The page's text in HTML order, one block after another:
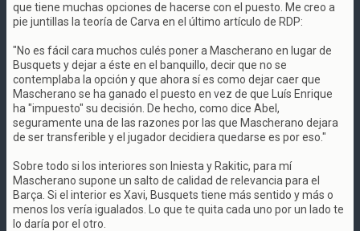
que tiene muchas opciones de hacerse con el puesto. Me creo a
pie juntillas la teoría de Carva en el último artículo de RDP:
"No es fácil cara muchos culés poner a Mascherano en lugar de
Busquets y dejar a éste en el banquillo, decir que no se
contemplaba la opción y que ahora sí es como dejar caer que
Mascherano se ha ganado el puesto en vez de que Luís Enrique
ha "impuesto" su decisión. De hecho, como dice Abel,
seguramente una de las razones por las que Mascherano dejara
de ser transferible y el jugador decidiera quedarse es por eso."
Sobre todo si los interiores son Iniesta y Rakitic, para mí
Mascherano supone un salto de calidad de relevancia para el
Barça. Si el interior es Xavi, Busquets tiene más sentido y más o
menos los vería igualados. Lo que te quita cada uno por un lado te
lo daría por el otro.